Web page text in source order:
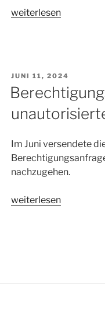
„Berechtigungsanfrage
Bildnutzung
–
Herz-
weiterlesen
VERÖFFENTLICHT
AM
JUNI 11, 2024
Im Juni versendete
nachzugehen.
„Berechtigungsanfrage
weiterlesen